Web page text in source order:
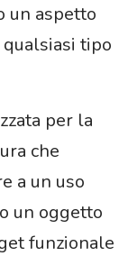
un aspetto
tipo
per la
che
a un uso
un oggetto
funzionale